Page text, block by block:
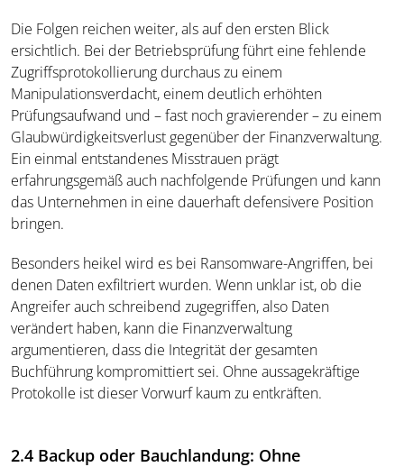
Die Folgen reichen weiter, als auf den ersten Blick
ersichtlich. Bei der Betriebsprüfung führt eine fehlende
Zugriffsprotokollierung durchaus zu einem
Manipulationsverdacht, einem deutlich erhöhten
Prüfungsaufwand und – fast noch gravierender – zu einem
Glaubwürdigkeitsverlust gegenüber der Finanzverwaltung.
Ein einmal entstandenes Misstrauen prägt
erfahrungsgemäß auch nachfolgende Prüfungen und kann
das Unternehmen in eine dauerhaft defensivere Position
bringen.
Besonders heikel wird es bei Ransomware-Angriffen, bei
denen Daten exfiltriert wurden. Wenn unklar ist, ob die
Angreifer auch schreibend zugegriffen, also Daten
verändert haben, kann die Finanzverwaltung
argumentieren, dass die Integrität der gesamten
Buchführung kompromittiert sei. Ohne aussagekräftige
Protokolle ist dieser Vorwurf kaum zu entkräften.
2.4 Backup oder Bauchlandung: Ohne